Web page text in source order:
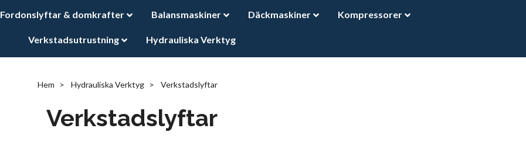
Fordonslyftar & domkrafter Balansmaskiner Däckmaskiner Kompressorer
Verkstadsutrustning Hydrauliska Verktyg
Hem Hydrauliska Verktyg Verkstadslyftar
Verkstadslyftar